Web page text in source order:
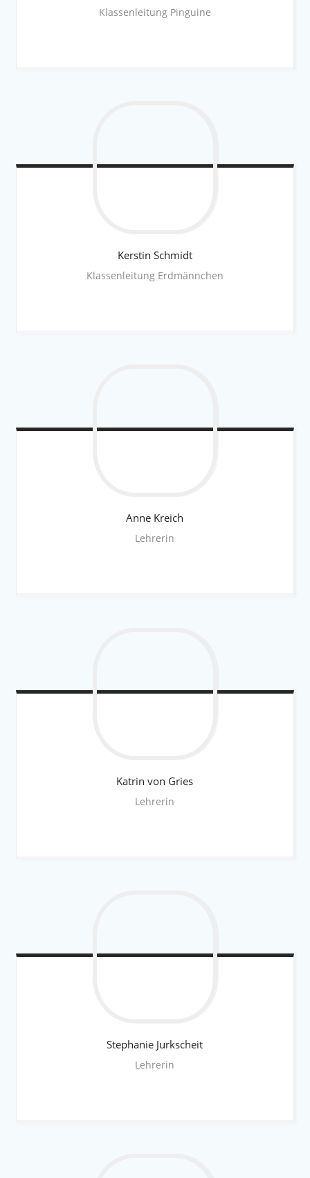
Klassenleitung Pinguine
Kerstin Schmidt
Klassenleitung Erdmännchen
Anne Kreich
Lehrerin
Katrin von Gries
Lehrerin
Stephanie Jurkscheit
Lehrerin